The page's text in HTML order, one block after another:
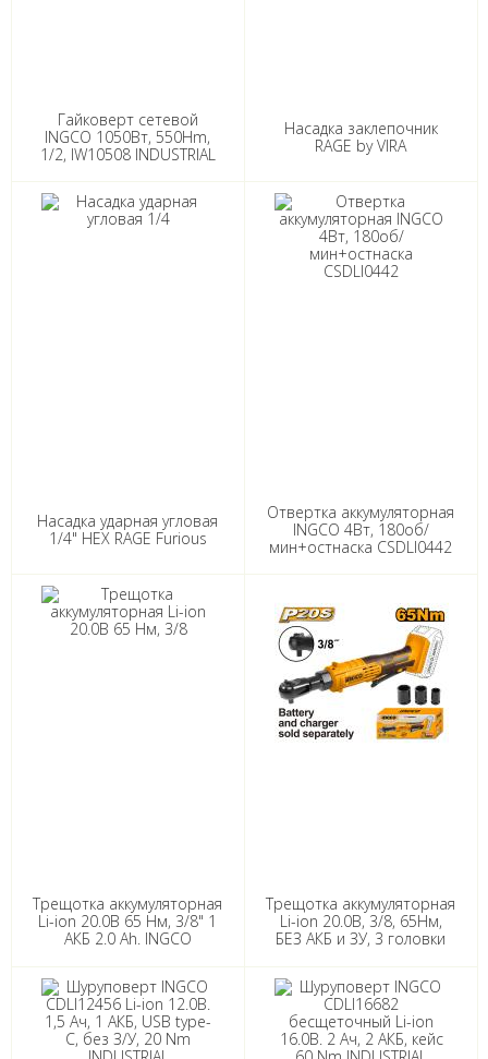
Гайковерт сетевой
INGCO 1050Вт, 550Hm,
1/2, IW10508 INDUSTRIAL
Насадка заклепочник
RAGE by VIRA
Насадка ударная угловая
1/4" HEX RAGE Furious
Отвертка аккумуляторная
INGCO 4Вт, 180об/
мин+остнаска CSDLI0442
Трещотка аккумуляторная
Li-ion 20.0B 65 Нм, 3/8" 1
АКБ 2.0 Ah. INGCO
Трещотка аккумуляторная
Li-ion 20.0B, 3/8, 65Нм,
БЕЗ АКБ и ЗУ, 3 головки